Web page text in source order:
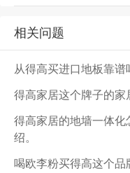
相关问题
从得高买进口地板靠谱
得高家居这个牌子的
得高家居的地墙一体化
绍。
喝欧李粉买得高这个